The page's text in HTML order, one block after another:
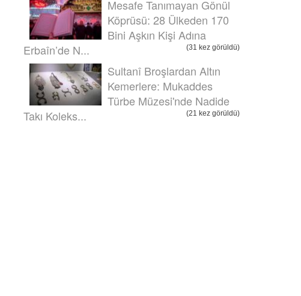
Mesafe Tanımayan Gönül
Köprüsü: 28 Ülkeden 170
Bini Aşkın Kişi Adına
Erbaîn’de N...
(31 kez görüldü)
Sultanî Broşlardan Altın
Kemerlere: Mukaddes
Türbe Müzesi'nde Nadide
Takı Koleks...
(21 kez görüldü)